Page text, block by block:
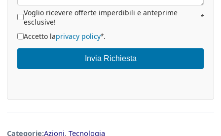
Voglio ricevere offerte imperdibili e anteprime
esclusive!
*
Accetto laprivacy policy*.
Invia Richiesta
Categorie:Azioni, Tecnologia